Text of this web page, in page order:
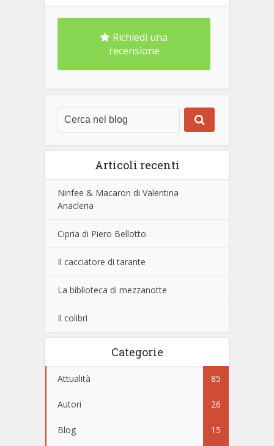
Richiedi una
recensione
Articoli recenti
Ninfee & Macaron di Valentina
Anacleria
Cipria di Piero Bellotto
Il cacciatore di tarante
La biblioteca di mezzanotte
Il colibrì
Categorie
Attualità 85
Autori 26
Blog 15